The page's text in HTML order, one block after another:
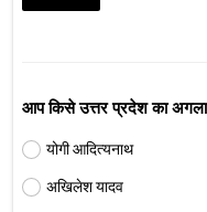
आप किसे उत्तर प्रदेश का
योगी आदित्यनाथ
अखिलेश यादव